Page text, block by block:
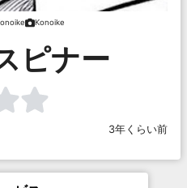
Konoike
ピナー
3年くらい前